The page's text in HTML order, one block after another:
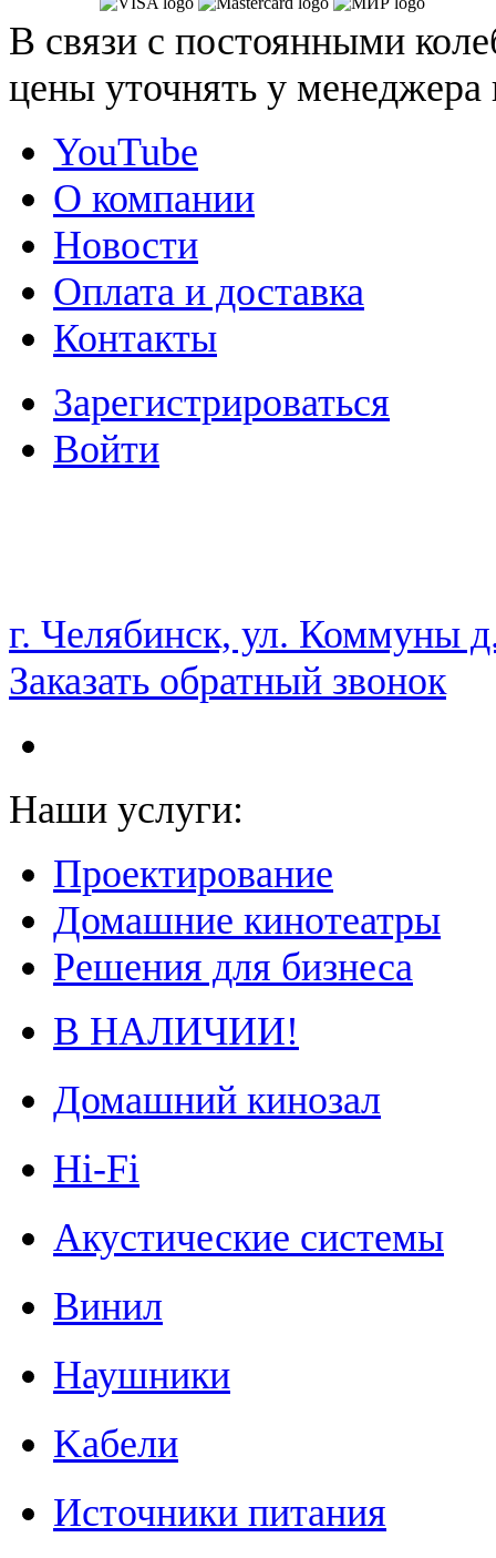
В связи с постоянными
цены уточнять у
YouTube
О компании
Новости
Оплата и доставка
Контакты
Зарегистрироваться
Войти
НАМ ДОВЕРЯЮТ С 2003 ГОДА
г. Челябинск, ул. Коммуны
Заказать обратный звонок
Наши услуги:
Проектирование
Домашние кинотеатры
Решения для бизнеса
В НАЛИЧИИ!
Домашний кинозал
Hi-Fi
Акустические системы
Винил
Наушники
Kабели
Источники питания